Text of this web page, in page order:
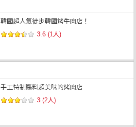
韓國超人氣徒步韓國烤牛肉店！
3.6 (1人)
手工特制醬料超美味的烤肉店
3 (2人)